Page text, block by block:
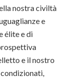
nostra civiltà
e
élite e di
e il nostro